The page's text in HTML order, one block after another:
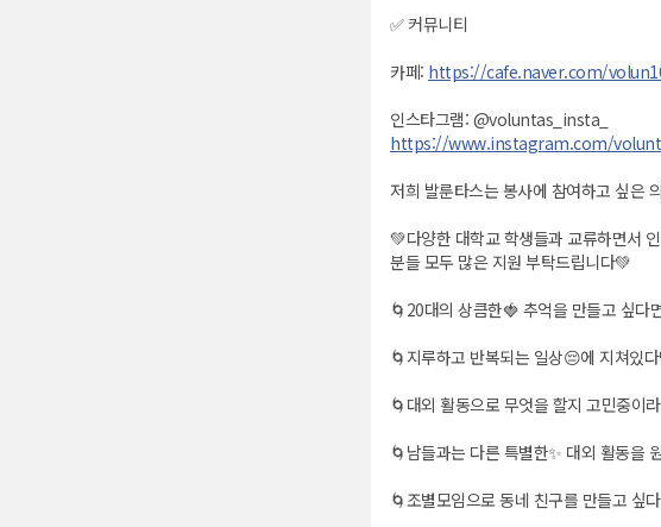
✅ 커뮤니티
카페: https://cafe.naver.com/
인스타그램: @voluntas_insta_
https://www.instagram.com/
저희 발룬타스는 봉사에 참여하고 싶은
💚다양한 대학교 학생들과 교류하면서
분들 모두 많은 지원 부탁드립니다💚
🌀20대의 상큼한🍓 추억을 만들고 싶다
🌀지루하고 반복되는 일상😔에 지쳐있
🌀대외 활동으로 무엇을 할지 고민중이
🌀남들과는 다른 특별한✨ 대외 활동을
🌀조별모임으로 동네 친구를 만들고 싶